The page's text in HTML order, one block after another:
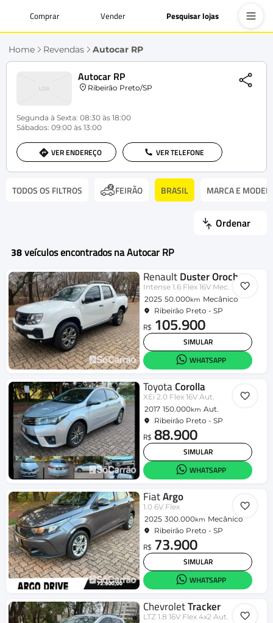
Comprar Vender Pesquisar lojas
Home Revendas Autocar RP
Autocar RP
Ribeirão Preto/SP
Segunda à Sexta: 08:30 às 18:00
Sábados: 09:00 às 13:00
VER ENDEREÇO VER TELEFONE
TODOS OS FILTROS FEIRÃO BRASIL MARCA E
Ordenar
38veículos encontrados na Autocar RP
RenaultDuster Oroch
Intense 1.6 Flex 16V Mec.
2025 50.000km Mecânico
Ribeirão Preto - SP
R$ 105.900
SIMULAR
WHATSAPP
ToyotaCorolla
XEi 2.0 Flex 16V Aut.
2017 150.000km Aut.
Ribeirão Preto - SP
R$ 88.900
SIMULAR
WHATSAPP
FiatArgo
1.0 6V Flex
2025 300.000km Mecânico
Ribeirão Preto - SP
R$ 73.900
SIMULAR
WHATSAPP
ChevroletTracker
LTZ 1.8 16V Flex 4x2 Aut.